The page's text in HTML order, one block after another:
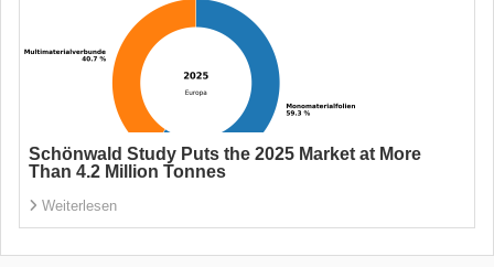
Schönwald Study Puts the 2025 Market at More
Than 4.2 Million Tonnes
Weiterlesen